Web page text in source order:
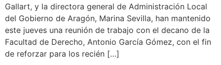
Gallart, y la directora general de Administración Local
del Gobierno de Aragón, Marina Sevilla, han mantenido
este jueves una reunión de trabajo con el decano de la
Facultad de Derecho, Antonio García Gómez, con el fin
de reforzar para los recién […]